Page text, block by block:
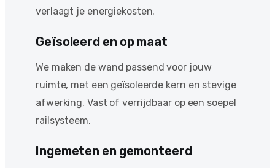
verlaagt je energiekosten.
Geïsoleerd en op maat
We maken de wand passend voor jouw
ruimte, met een geïsoleerde kern en stevige
afwerking. Vast of verrijdbaar op een soepel
railsysteem.
Ingemeten en gemonteerd